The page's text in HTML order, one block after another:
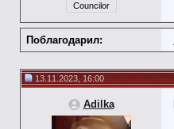
Councilor
Поблагодарил:
13.11.2023, 16:00
Adilka